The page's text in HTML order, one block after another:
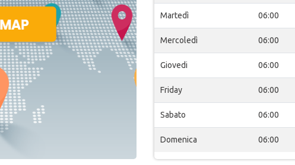
Martedì 06:00
Mercoledì 06:00
Giovedi 06:00
Friday 06:00
Sabato 06:00
Domenica 06:00